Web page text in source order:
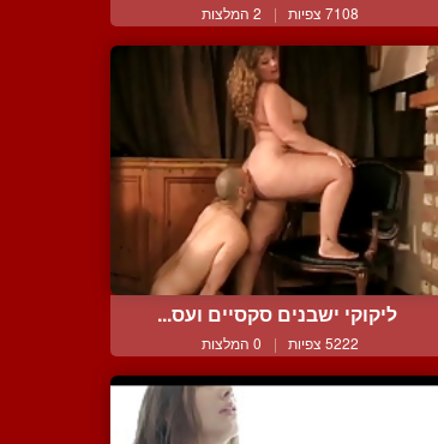
7108 צפיות | 2 המלצות
ליקוקי ישבנים סקסיים ועס...
5222 צפיות | 0 המלצות